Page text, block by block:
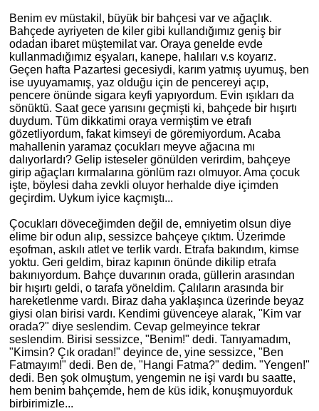
Benim ev müstakil, büyük bir bahçesi var ve ağaçlık.
Bahçede ayriyeten de kiler gibi kullandığımız geniş bir
odadan ibaret müştemilat var. Oraya genelde evde
kullanmadığımız eşyaları, kanepe, halıları v.s koyarız.
Geçen hafta Pazartesi gecesiydi, karım yatmış uyumuş, ben
ise uyuyamamış, yaz olduğu için de pencereyi açıp,
pencere önünde sigara keyfi yapıyordum. Evin ışıkları da
sönüktü. Saat gece yarısını geçmişti ki, bahçede bir hışırtı
duydum. Tüm dikkatimi oraya vermiştim ve etrafı
gözetliyordum, fakat kimseyi de göremiyordum. Acaba
mahallenin yaramaz çocukları meyve ağacına mı
dalıyorlardı? Gelip isteseler gönülden verirdim, bahçeye
girip ağaçları kırmalarına gönlüm razı olmuyor. Ama çocuk
işte, böylesi daha zevkli oluyor herhalde diye içimden
geçirdim. Uykum iyice kaçmıştı...
Çocukları döveceğimden değil de, emniyetim olsun diye
elime bir odun alıp, sessizce bahçeye çıktım. Üzerimde
eşofman, askılı atletve terlik vardı. Etrafa bakındım, kimse
yoktu. Geri geldim, biraz kapının önünde dikilip etrafa
bakınıyordum. Bahçe duvarının orada, güllerin arasından
bir hışırtı geldi, o tarafa yöneldim. Çalıların arasında bir
hareketlenme vardı. Biraz daha yaklaşınca üzerinde beyaz
giysi olan birisi vardı. Kendimi güvenceye alarak, "Kim var
orada?" diye seslendim. Cevap gelmeyince tekrar
seslendim. Birisi sessizce, "Benim!" dedi. Tanıyamadım,
"Kimsin? Çık oradan!" deyince de, yine sessizce, "Ben
Fatmayım!" dedi. Ben de, "Hangi Fatma?" dedim. "Yengen!"
dedi. Ben şok olmuştum, yengemin ne işi vardı bu saatte,
hem benim bahçemde, hem de küs idik, konuşmuyorduk
birbirimizle...